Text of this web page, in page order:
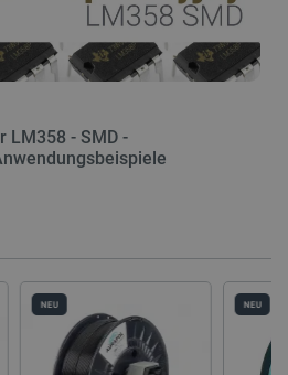
NEU NEU
LM358 - SMD -